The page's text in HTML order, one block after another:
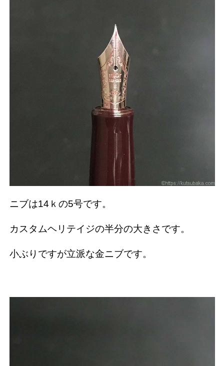
ニブは14ｋの5号です。
カスタムヘリテイジの半分の大きさです。
小ぶりですが立派な金ニブです。